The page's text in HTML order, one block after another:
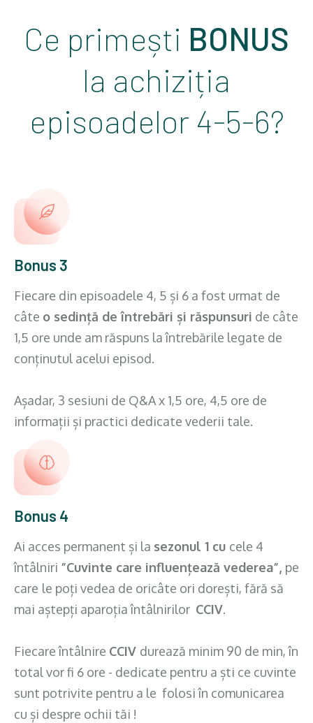
Ce primești BONUS
la achiziția
episoadelor 4-5-6?
Bonus 3
Fiecare din episoadele 4, 5 și 6 a fost urmat de
câte o sedință de întrebări și răspunsuri de câte
1,5 ore unde am răspuns la întrebările legate de
conținutul acelui episod.
Așadar, 3 sesiuni de Q&A x 1,5 ore, 4,5 ore de
informații și practici dedicate vederii tale.
Bonus 4
Ai acces permanent și la sezonul 1 cu cele 4
întâlniri ”Cuvinte care influențează vederea”, pe
care le poți vedea de oricâte ori dorești, fără să
mai aștepți aparoția întâlnirilor CCIV.
Fiecare întâlnire CCIV durează minim 90 de min, în
total vor fi 6 ore - dedicate pentru a ști ce cuvinte
sunt potrivite pentru a le folosi în comunicarea
cu și despre ochii tăi !